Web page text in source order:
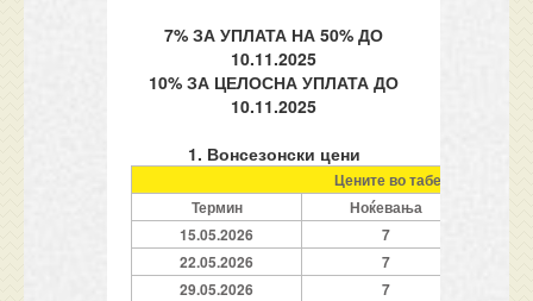
7% ЗА УПЛАТА НА 50% ДО
10.11.2025
10% ЗА ЦЕЛОСНА УПЛАТА ДО
10.11.2025
1. Вонсезонски цени
Цените во табелата се
Термин
Ноќевања
15.05.2026
7
22.05.2026
7
29.05.2026
7